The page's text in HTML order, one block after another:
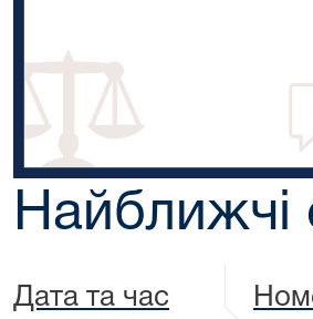
Найближчі
Дата та час